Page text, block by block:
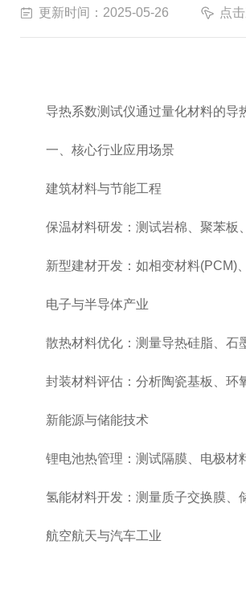
更新时间：2025-05-26 点
导热系数测试仪通过量化材料的导热
一、核心行业应用场景
建筑材料与节能工程
保温材料研发：测试岩棉、聚苯板、
新型建材开发：如相变材料(PCM)、
电子与半导体产业
散热材料优化：测量导热硅脂、石
封装材料评估：分析陶瓷基板、环氧
新能源与储能技术
锂电池热管理：测试隔膜、电极材料
氢能材料开发：测量质子交换膜、
航空航天与汽车工业